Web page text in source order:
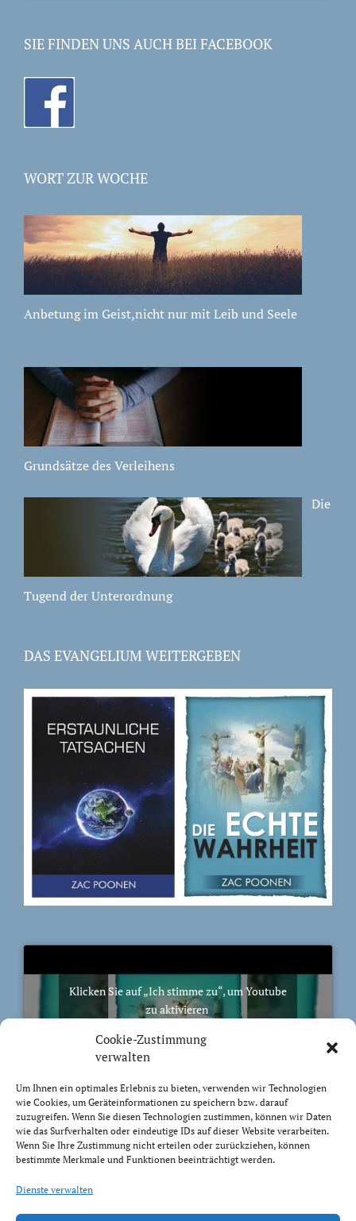
Cookie-Zustimmung
verwalten
Um Ihnen ein optimales Erlebnis zu bieten, verwenden wir Technologien
wie Cookies, um Geräteinformationen zu speichern bzw. darauf
zuzugreifen. Wenn Sie diesen Technologien zustimmen, können wir Daten
wie das Surfverhalten oder eindeutige IDs auf dieser Website verarbeiten.
Wenn Sie Ihre Zustimmung nicht erteilen oder zurückziehen, können
bestimmte Merkmale und Funktionen beeinträchtigt werden.
Dienste verwalten
SIE FINDEN UNS AUCH BEI FACEBOOK
WORT ZUR WOCHE
Anbetung im Geist,nicht nur mit Leib und Seele
Grundsätze des Verleihens
Die
Tugend der Unterordnung
DAS EVANGELIUM WEITERGEBEN
Klicken Sie auf „Ich stimme zu“, um Youtube
zu aktivieren
Ich stimme zu
BIBELVERS DES TAGES
Trachtet nach dem, was droben ist, nicht nach dem,
was auf Erden ist.